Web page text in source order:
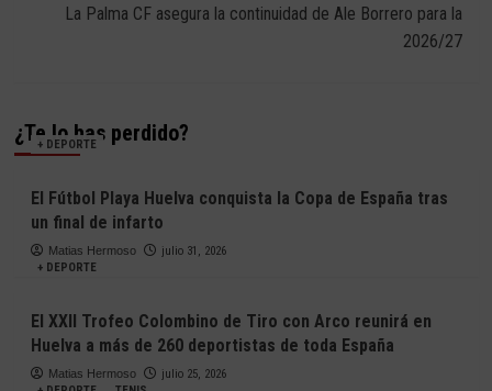
La Palma CF asegura la continuidad de Ale Borrero para la
2026/27
¿Te lo has perdido?
+ DEPORTE
El Fútbol Playa Huelva conquista la Copa de España tras
un final de infarto
Matias Hermoso
julio 31, 2026
+ DEPORTE
El XXII Trofeo Colombino de Tiro con Arco reunirá en
Huelva a más de 260 deportistas de toda España
Matias Hermoso
julio 25, 2026